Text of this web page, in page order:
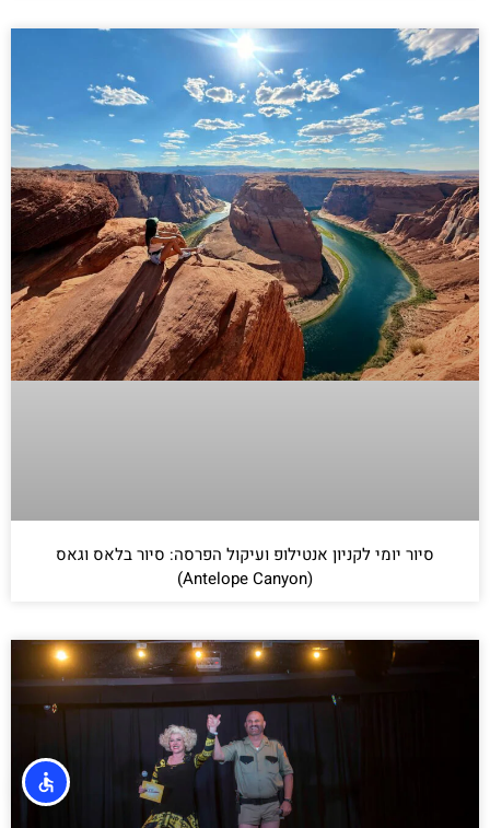
סיור יומי לקניון אנטילופ ועיקול הפרסה: סיור בלאס וגאס
(Antelope Canyon)